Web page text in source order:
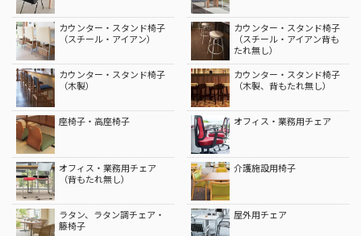
カウンター・スタンド椅子
（スチール・アイアン）
カウンター・スタンド椅子
（スチール・アイアン背も
たれ無し）
カウンター・スタンド椅子
（木製）
カウンター・スタンド椅子
（木製、背もたれ無し）
座椅子・高座椅子 オフィス・業務用チェア
オフィス・業務用チェア
（背もたれ無し）
介護施設用椅子
ラタン、ラタン調チェア・
籐椅子
屋外用チェア